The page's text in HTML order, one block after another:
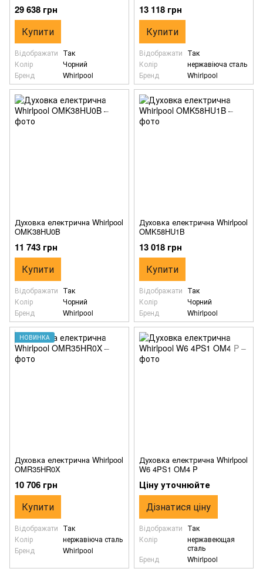
29 638 грн
Купити
Відображати Так
Колір
Чорний
Бренд
Whirlpool
13 118 грн
Купити
Відображати Так
Колір
нержавіюча сталь
Бренд
Whirlpool
Духовка електрична Whirlpool
OMK38HU0B
11 743 грн
Купити
Відображати Так
Колір
Чорний
Бренд
Whirlpool
Духовка електрична Whirlpool
OMK58HU1B
13 018 грн
Купити
Відображати Так
Колір
Чорний
Бренд
Whirlpool
НОВИНКА
Духовка електрична Whirlpool
OMR35HR0X
10 706 грн
Купити
Відображати Так
Колір
нержавіюча сталь
Бренд
Whirlpool
Духовка електрична Whirlpool
W6 4PS1 OM4 P
Ціну уточнюйте
Дізнатися ціну
Відображати Так
Колір
нержавеющая
сталь
Бренд
Whirlpool